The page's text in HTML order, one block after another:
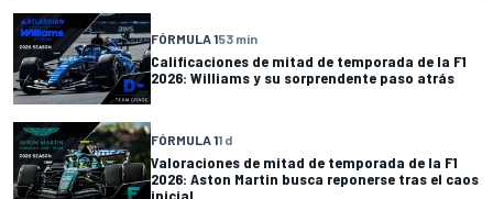
FÓRMULA 153 min
Calificaciones de mitad de temporada de la F1
2026: Williams y su sorprendente paso atrás
FÓRMULA 11 d
Valoraciones de mitad de temporada de la F1
2026: Aston Martin busca reponerse tras el caos
inicial